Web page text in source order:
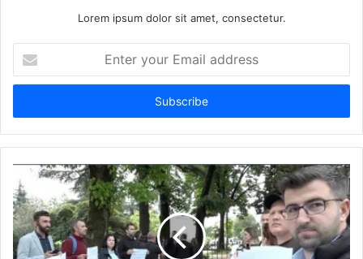
Lorem ipsum dolor sit amet, consectetur.
your
Email